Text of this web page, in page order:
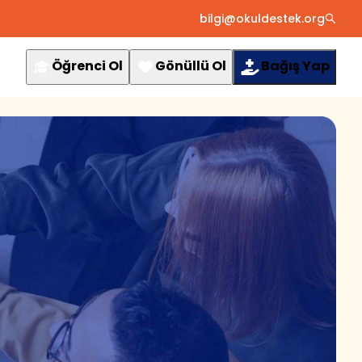
bilgi@okuldestek.org
Öğrenci Ol Gönüllü Ol Bağış Yap